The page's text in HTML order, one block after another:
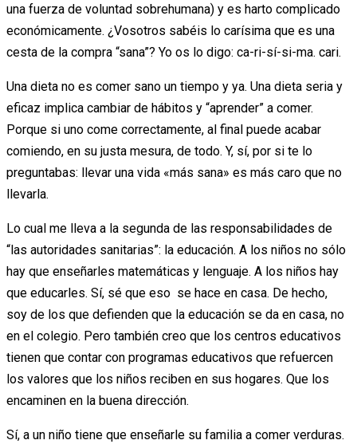
una fuerza de voluntad sobrehumana) y es harto complicado
económicamente. ¿Vosotros sabéis lo carísima que es una
cesta de la compra “sana”? Yo os lo digo: ca-ri-sí-si-ma. cari.
Una dieta no es comer sano un tiempo y ya. Una dieta seria y
eficaz implica cambiar de hábitos y “aprender” a comer.
Porque si uno come correctamente, al final puede acabar
comiendo, en su justa mesura, de todo. Y, sí, por si te lo
preguntabas: llevar una vida «más sana» es más caro que no
llevarla.
Lo cual me lleva a la segunda de las responsabilidades de
“las autoridades sanitarias”: la educación. A los niños no sólo
hay que enseñarles matemáticas y lenguaje. A los niños hay
que educarles. Sí, sé que eso se hace en casa. De hecho,
soy de los que defienden que la educación se da en casa, no
en el colegio. Pero también creo que los centros educativos
tienen que contar con programas educativos que refuercen
los valores que los niños reciben en sus hogares. Que los
encaminen en la buena dirección.
Sí, a un niño tiene que enseñarle su familia a comer verduras.